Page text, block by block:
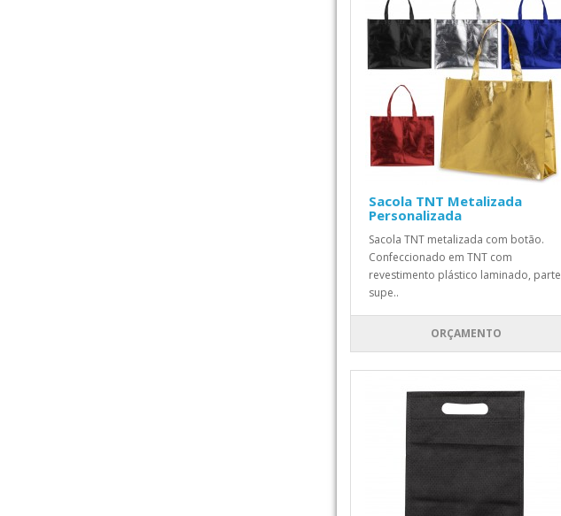
Sacola TNT Metalizada
Personalizada
Sacola TNT metalizada com botão.
Confeccionado em TNT com
revestimento plástico laminado, parte
supe..
ORÇAMENTO